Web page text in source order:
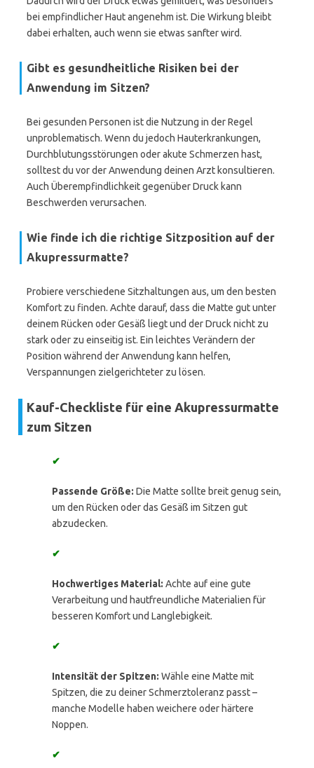
bei empfindlicher Haut angenehm ist. Die Wirkung bleibt
dabei erhalten, auch wenn sie etwas sanfter wird.
Gibt es gesundheitliche Risiken bei der
Anwendung im Sitzen?
Bei gesunden Personen ist die Nutzung in der Regel
unproblematisch. Wenn du jedoch Hauterkrankungen,
Durchblutungsstörungen oder akute Schmerzen hast,
solltest du vor der Anwendung deinen Arzt konsultieren.
Auch Überempfindlichkeit gegenüber Druck kann
Beschwerden verursachen.
Wie finde ich die richtige Sitzposition auf der
Akupressurmatte?
Probiere verschiedene Sitzhaltungen aus, um den besten
Komfort zu finden. Achte darauf, dass die Matte gut unter
deinem Rücken oder Gesäß liegt und der Druck nicht zu
stark oder zu einseitig ist. Ein leichtes Verändern der
Position während der Anwendung kann helfen,
Verspannungen zielgerichteter zu lösen.
Kauf-Checkliste für eine Akupressurmatte
zum Sitzen
✔
Passende Größe: Die Matte sollte breit genug sein,
um den Rücken oder das Gesäß im Sitzen gut
abzudecken.
✔
Hochwertiges Material: Achte auf eine gute
Verarbeitung und hautfreundliche Materialien für
besseren Komfort und Langlebigkeit.
✔
Intensität der Spitzen: Wähle eine Matte mit
Spitzen, die zu deiner Schmerztoleranz passt –
manche Modelle haben weichere oder härtere
Noppen.
✔